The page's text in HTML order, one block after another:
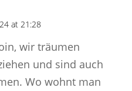
at 21:28
wir träumen
und sind auch
Wo wohnt man